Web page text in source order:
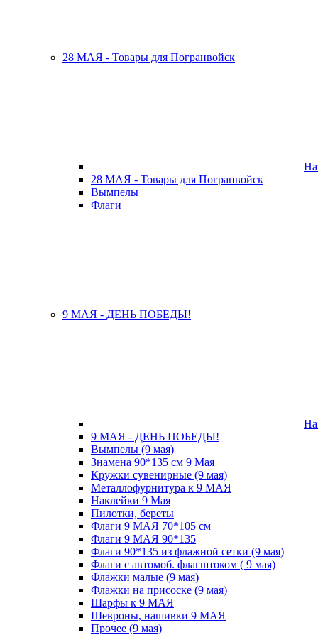
28 МАЯ - Товары для Погранвойск
28 МАЯ - Товары для Погранвойск
Вымпелы
Флаги
9 МАЯ - ДЕНЬ ПОБЕДЫ!
9 МАЯ - ДЕНЬ ПОБЕДЫ!
Вымпелы (9 мая)
Знамена 90*135 см 9 Мая
Кружки cувенирные (9 мая)
Металлофурнитура к 9 МАЯ
Наклейки 9 Мая
Пилотки, береты
Флаги 9 МАЯ 70*105 см
Флаги 9 МАЯ 90*135
Флаги 90*135 из флажной сетки (9 мая)
Флаги с автомоб. флагштоком ( 9 мая)
Флажки малые (9 мая)
Флажки на присоске (9 мая)
Шарфы к 9 МАЯ
Шевроны, нашивки 9 МАЯ
Прочее (9 мая)